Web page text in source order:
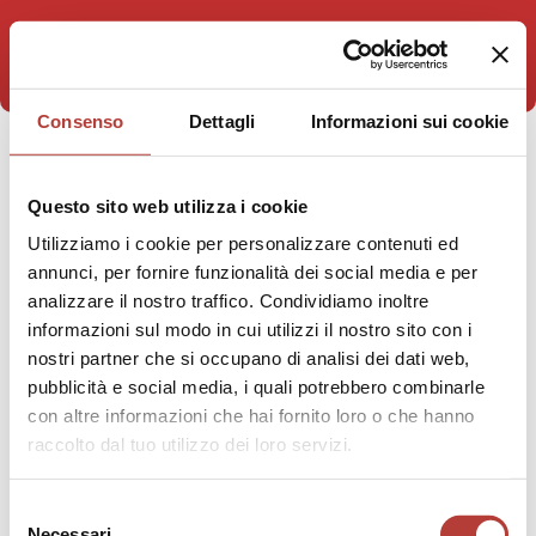
Consenso Dettagli Informazioni sui cookie
Questo sito web utilizza i cookie
Utilizziamo i cookie per personalizzare contenuti ed
annunci, per fornire funzionalità dei social media e per
analizzare il nostro traffico. Condividiamo inoltre
informazioni sul modo in cui utilizzi il nostro sito con i
nostri partner che si occupano di analisi dei dati web,
pubblicità e social media, i quali potrebbero combinarle
con altre informazioni che hai fornito loro o che hanno
raccolto dal tuo utilizzo dei loro servizi.
racconti del sisma